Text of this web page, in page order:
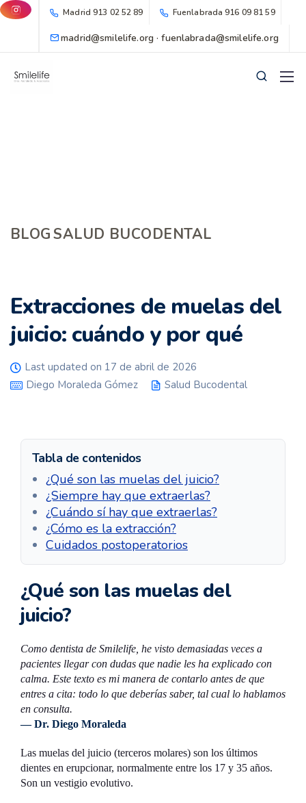
Madrid913 02 52 89 Fuenlabrada916 09 81 59
madrid@smilelife.org · fuenlabrada@smilelife.org
BLOGSALUD BUCODENTAL
Extracciones de muelas del
juicio: cuándo y por qué
Last updated on 17 de abril de 2026
Diego Moraleda Gómez
Salud Bucodental
Tabla de contenidos
¿Qué son las muelas del juicio?
¿Siempre hay que extraerlas?
¿Cuándo sí hay que extraerlas?
¿Cómo es la extracción?
Cuidados postoperatorios
¿Qué son las muelas del
juicio?
Como dentista de Smilelife, he visto demasiadas veces a
pacientes llegar con dudas que nadie les ha explicado con
calma. Este texto es mi manera de contarlo antes de que
entres a cita: todo lo que deberías saber, tal cual lo hablamos
en consulta.
— Dr. Diego Moraleda
Las muelas del juicio (terceros molares) son los últimos
dientes en erupcionar, normalmente entre los 17 y 35 años.
Son un vestigio evolutivo.